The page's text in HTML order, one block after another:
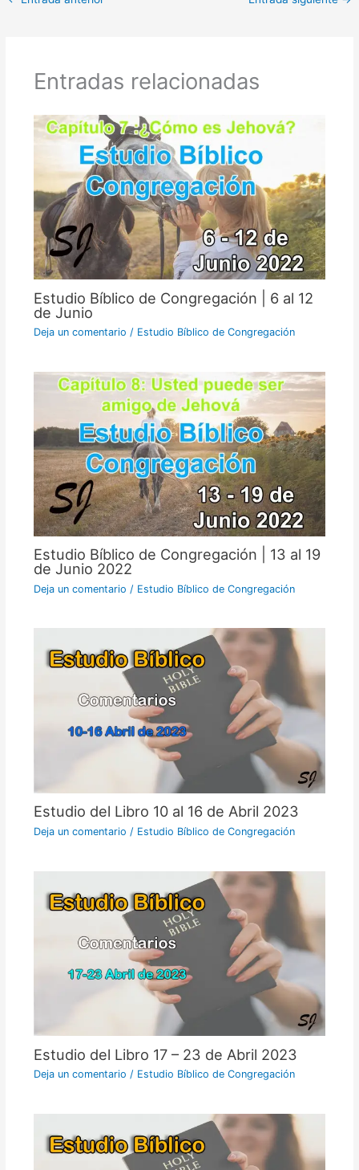
Entradas relacionadas
Estudio Bíblico de Congregación | 6 al 12
de Junio
Deja un comentario / Estudio Bíblico de Congregación
Estudio Bíblico de Congregación | 13 al 19
de Junio 2022
Deja un comentario / Estudio Bíblico de Congregación
Estudio del Libro 10 al 16 de Abril 2023
Deja un comentario / Estudio Bíblico de Congregación
Estudio del Libro 17 – 23 de Abril 2023
Deja un comentario / Estudio Bíblico de Congregación